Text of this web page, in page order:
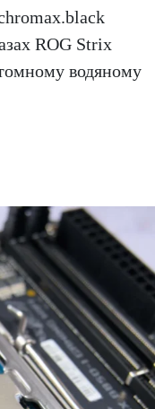
ROG Strix
водяному